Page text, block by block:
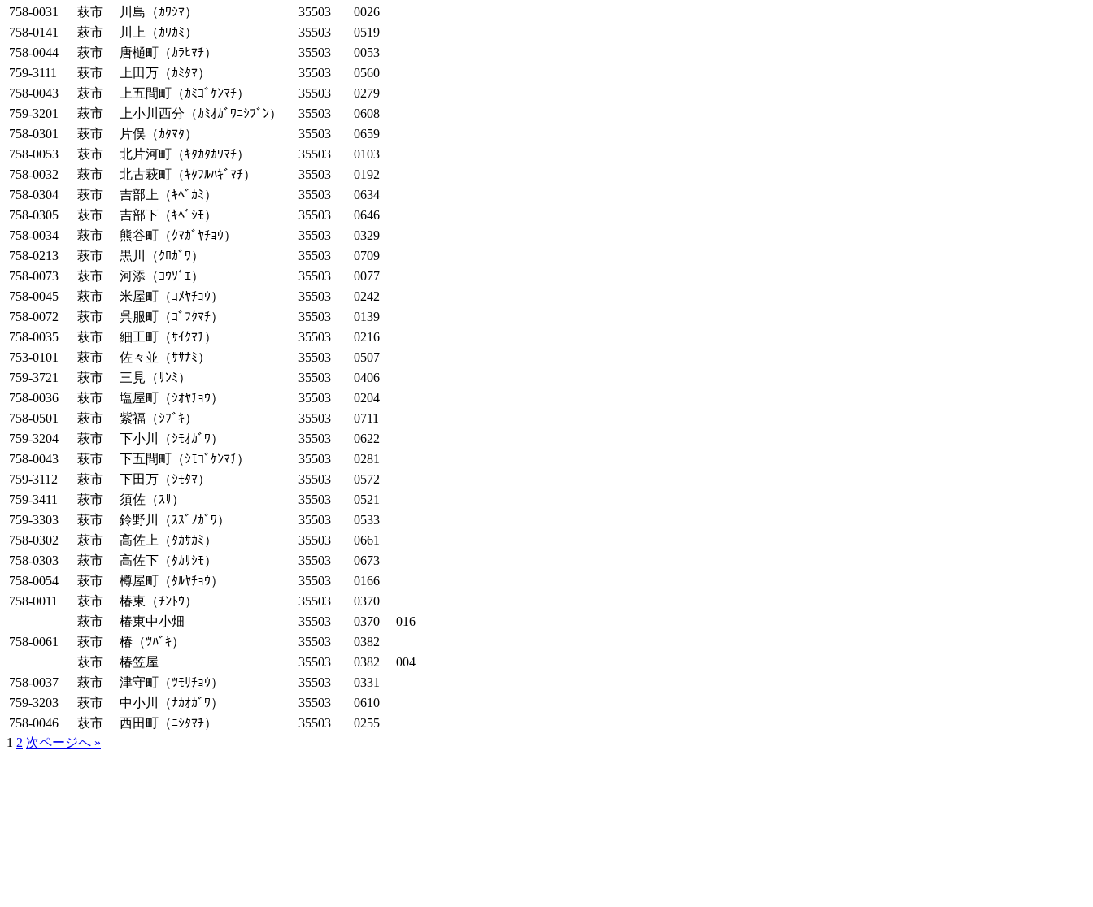
758-0031
萩市 川島（ｶﾜｼﾏ） 35503
0026
758-0141
萩市 川上（ｶﾜｶﾐ） 35503
0519
758-0044
萩市 唐樋町（ｶﾗﾋﾏﾁ） 35503
0053
759-3111
萩市 上田万（ｶﾐﾀﾏ） 35503
0560
758-0043
萩市 上五間町（ｶﾐｺﾞｹﾝﾏﾁ） 35503
0279
759-3201
萩市 上小川西分（ｶﾐｵｶﾞﾜﾆｼﾌﾞﾝ） 35503
0608
758-0301
萩市 片俣（ｶﾀﾏﾀ） 35503
0659
758-0053
萩市 北片河町（ｷﾀｶﾀｶﾜﾏﾁ） 35503
0103
758-0032
萩市 北古萩町（ｷﾀﾌﾙﾊｷﾞﾏﾁ） 35503
0192
758-0304
萩市 吉部上（ｷﾍﾞｶﾐ） 35503
0634
758-0305
萩市 吉部下（ｷﾍﾞｼﾓ） 35503
0646
758-0034
萩市 熊谷町（ｸﾏｶﾞﾔﾁｮｳ） 35503
0329
758-0213
萩市 黒川（ｸﾛｶﾞﾜ） 35503
0709
758-0073
萩市 河添（ｺｳｿﾞｴ） 35503
0077
758-0045
萩市 米屋町（ｺﾒﾔﾁｮｳ） 35503
0242
758-0072
萩市 呉服町（ｺﾞﾌｸﾏﾁ） 35503
0139
758-0035
萩市 細工町（ｻｲｸﾏﾁ） 35503
0216
753-0101
萩市 佐々並（ｻｻﾅﾐ） 35503
0507
759-3721
萩市 三見（ｻﾝﾐ） 35503
0406
758-0036
萩市 塩屋町（ｼｵﾔﾁｮｳ） 35503
0204
758-0501
萩市 紫福（ｼﾌﾞｷ） 35503
0711
759-3204
萩市 下小川（ｼﾓｵｶﾞﾜ） 35503
0622
758-0043
萩市 下五間町（ｼﾓｺﾞｹﾝﾏﾁ） 35503
0281
759-3112
萩市 下田万（ｼﾓﾀﾏ） 35503
0572
759-3411
萩市 須佐（ｽｻ） 35503
0521
759-3303
萩市 鈴野川（ｽｽﾞﾉｶﾞﾜ） 35503
0533
758-0302
萩市 高佐上（ﾀｶｻｶﾐ） 35503
0661
758-0303
萩市 高佐下（ﾀｶｻｼﾓ） 35503
0673
758-0054
萩市 樽屋町（ﾀﾙﾔﾁｮｳ） 35503
0166
758-0011
萩市 椿東（ﾁﾝﾄｳ） 35503
0370
萩市
椿東中小畑 35503 0370
016
758-0061
萩市 椿（ﾂﾊﾞｷ） 35503
0382
萩市
椿笠屋 35503 0382
004
758-0037
萩市 津守町（ﾂﾓﾘﾁｮｳ） 35503
0331
759-3203
萩市 中小川（ﾅｶｵｶﾞﾜ） 35503
0610
758-0046
萩市 西田町（ﾆｼﾀﾏﾁ） 35503
0255
1 2 次ページへ »